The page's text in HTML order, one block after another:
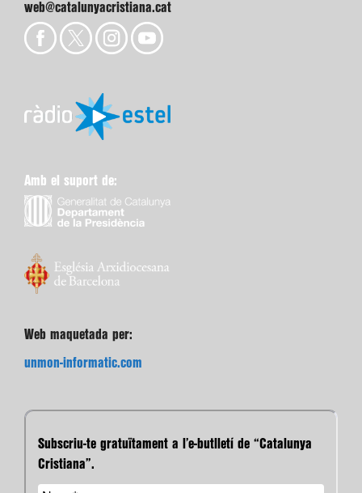
web@catalunyacristiana.cat
Amb el suport de:
Web maquetada per:
unmon-informatic.com
Subscriu-te gratuïtament a l’e-butlletí de “Catalunya
Cristiana”.